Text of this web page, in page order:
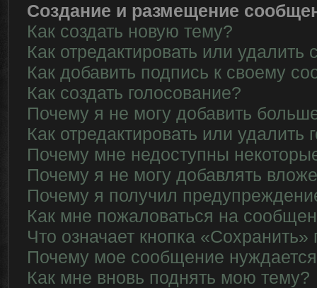
Создание и размещение
Как создать новую тему?
Как отредактировать или
Как добавить подпись к своему
Как создать голосование?
Почему я не могу добавить
Как отредактировать или удалить
Почему мне недоступны
Почему я не могу добавлять
Почему я получил
Как мне пожаловаться на
Что означает кнопка
Почему мое сообщение
Как мне вновь поднять мою тему?